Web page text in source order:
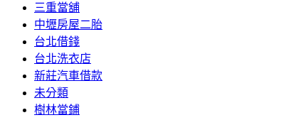
三重當舖
中壢房屋二胎
台北借錢
台北洗衣店
新莊汽車借款
未分類
樹林當鋪